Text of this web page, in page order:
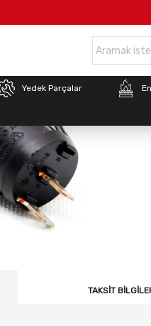
Yedek Parçalar
TAKSIT